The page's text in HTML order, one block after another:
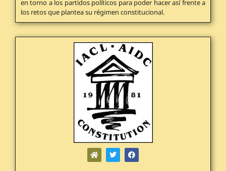
en torno a los partidos políticos para poder hacer así frente a
los retos que plantea su régimen constitucional.